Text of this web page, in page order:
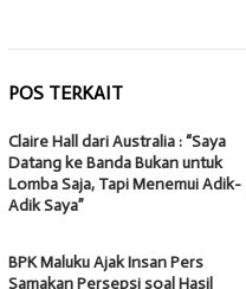
POS TERKAIT
Claire Hall dari Australia : “Saya
Datang ke Banda Bukan untuk
Lomba Saja, Tapi Menemui Adik-
Adik Saya”
BPK Maluku Ajak Insan Pers
Samakan Persepsi soal Hasil